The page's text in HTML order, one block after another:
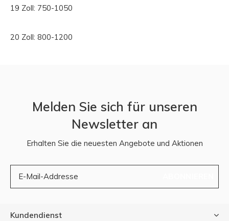
19 Zoll: 750-1050
20 Zoll: 800-1200
Melden Sie sich für unseren
Newsletter an
Erhalten Sie die neuesten Angebote und Aktionen
Kundendienst